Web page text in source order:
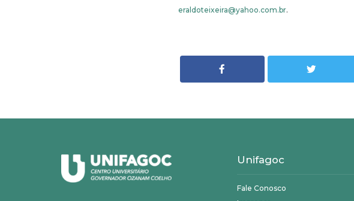
eraldoteixeira@yahoo.com.br.
Unifagoc
Fale Conosco